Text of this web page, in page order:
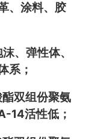
、涂料、胶
、弹性体、
系；
双组份聚氨
14活性低；